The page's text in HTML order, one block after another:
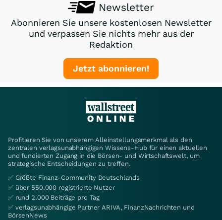
Newsletter
Abonnieren Sie unsere kostenlosen Newsletter
und verpassen Sie nichts mehr aus der
Redaktion
Jetzt abonnieren!
Profitieren Sie von unserem Alleinstellungsmerkmal als den
zentralen verlagsunabhängigen Wissens-Hub für einen aktuellen
und fundierten Zugang in die Börsen- und Wirtschaftswelt, um
strategische Entscheidungen zu treffen.
✅ Größte Finanz-Community Deutschlands
✅ über 550.000 registrierte Nutzer
✅ rund 2.000 Beiträge pro Tag
✅ verlagsunabhängige Partner ARIVA, FinanzNachrichten und
BörsenNews